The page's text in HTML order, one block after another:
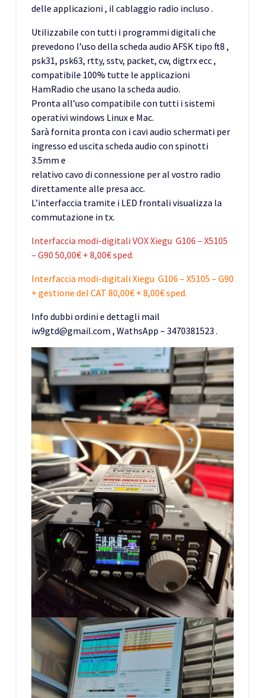
delle applicazioni , il cablaggio radio incluso .
Utilizzabile con tutti i programmi digitali che
prevedono l’uso della scheda audio AFSK tipo ft8 ,
psk31, psk63, rtty, sstv, packet, cw, digtrx ecc ,
compatibile 100% tutte le applicazioni
HamRadio che usano la scheda audio.
Pronta all’uso compatibile con tutti i sistemi
operativi windows Linux e Mac.
Sarà fornita pronta con i cavi audio schermati per
ingresso ed uscita scheda audio con spinotti
3.5mm e
relativo cavo di connessione per al vostro radio
direttamente alle presa acc.
L’interfaccia tramite i LED frontali visualizza la
commutazione in tx.
Interfaccia modi-digitali VOX Xiegu G106 – X5105
– G90 50,00€ + 8,00€ sped.
Interfaccia modi-digitali Xiegu G106 – X5105 – G90
+ gestione del CAT 80,00€ + 8,00€ sped.
Info dubbi ordini e dettagli mail
iw9gtd@gmail.com , WathsApp – 3470381523 .